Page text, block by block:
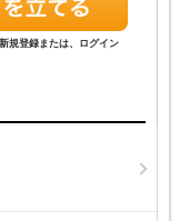
規登録または、ログイン